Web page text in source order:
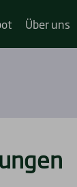
Über uns